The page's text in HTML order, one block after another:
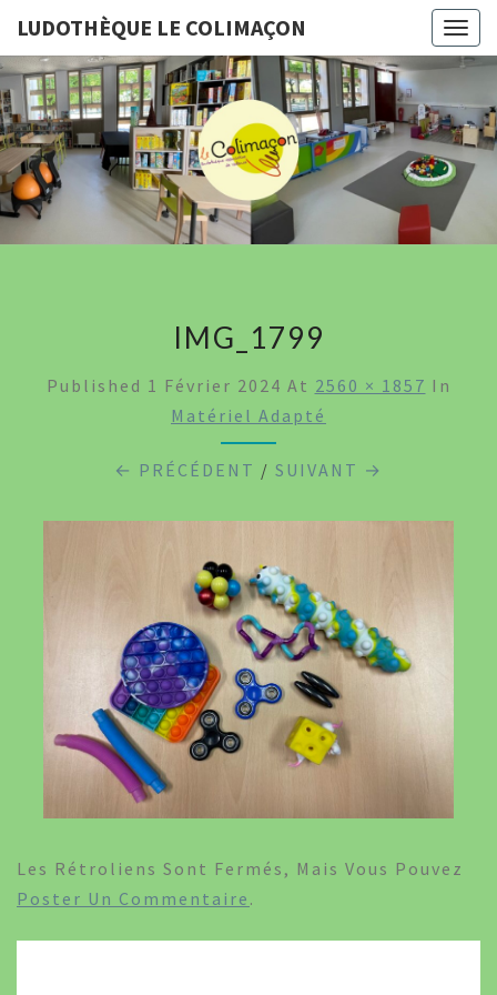
LUDOTHÈQUE LE COLIMAÇON
LE
IMG_1799
Published 1 Février 2024 At 2560 × 1857 In
Matériel Adapté
← PRÉCÉDENT / SUIVANT →
Les Rétroliens Sont Fermés, Mais Vous Pouvez
Poster Un Commentaire .